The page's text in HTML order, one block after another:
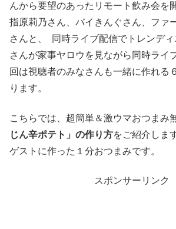
んから要望のあったリモート飲み会を
指原莉乃さん、バイきんぐさん、ファ
さんと、 同時ライブ配信でトレンデ
さんが家事ヤロウを見ながら同時ライ
回は視聴者のみなさんも一緒に作れる
ります。
こちらでは、超簡単＆激ウマおつまみ
じん辛ポテト」の作り方をご紹介しま
ゲストに作った１分おつまみです。
スポンサーリンク